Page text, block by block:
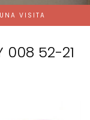
VISITA
008 52-21